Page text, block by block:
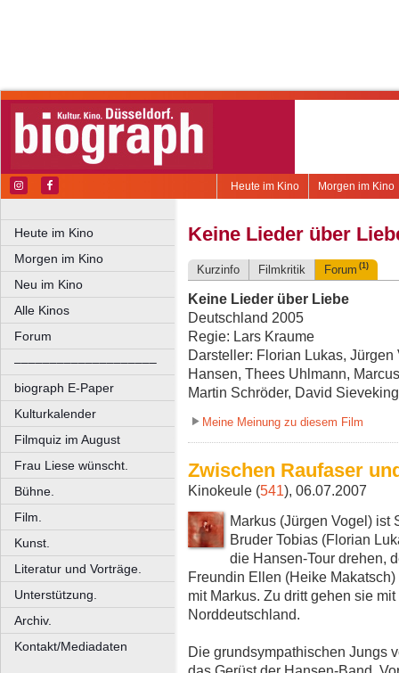
Morgen im Kino
Heute im Kino
Heute im Kino
Morgen im Kino
Neu im Kino
Alle Kinos
Forum
––––––––––––––––––––
biograph E-Paper
Kulturkalender
Filmquiz im August
Frau Liese wünscht.
Bühne.
Film.
Kunst.
Literatur und Vorträge.
Unterstützung.
Archiv.
Kontakt/Mediadaten
Keine Lieder über
Kurzinfo Filmkritik Forum (1)
Keine Lieder über Liebe
Deutschland 2005
Regie: Lars Kraume
Darsteller: Florian Lukas,
Hansen, Thees Uhlmann,
Martin Schröder, David
Meine Meinung zu diesem Film
Zwischen Raufaser
Kinokeule (541), 06.07.2007
Markus (Jürgen Vogel) ist
Bruder Tobias (Florian
die Hansen-Tour drehen,
Freundin Ellen (Heike
mit Markus. Zu dritt gehen sie
Norddeutschland.
Die grundsympathischen Jungs